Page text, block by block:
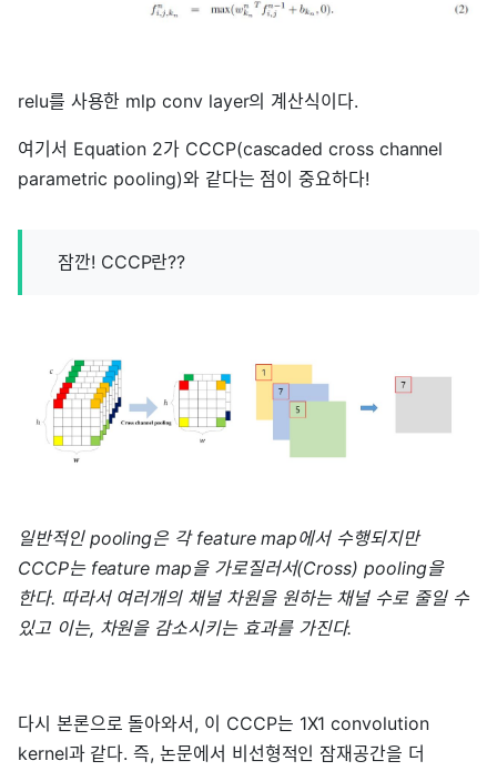
relu를 사용한 mlp conv layer의 계산식이다.
여기서 Equation 2가 CCCP(cascaded cross channel
parametric pooling)와 같다는 점이 중요하다!
잠깐! CCCP란??
일반적인 pooling은 각 feature map에서 수행되지만
CCCP는 feature map을 가로질러서(Cross) pooling을
한다. 따라서 여러개의 채널 차원을 원하는 채널 수로 줄일 수
있고 이는, 차원을 감소시키는 효과를 가진다.
다시 본론으로 돌아와서, 이 CCCP는 1X1 convolution
kernel과 같다. 즉, 논문에서 비선형적인 잠재공간을 더